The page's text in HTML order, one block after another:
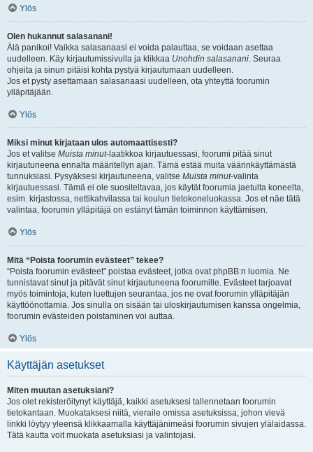
Ylös
Olen hukannut salasanani!
Älä panikoi! Vaikka salasanaasi ei voida palauttaa, se voidaan asettaa
uudelleen. Käy kirjautumissivulla ja klikkaa Unohdin salasanani. Seuraa
ohjeita ja sinun pitäisi kohta pystyä kirjautumaan uudelleen.
Jos et pysty asettamaan salasanaasi uudelleen, ota yhteyttä foorumin
ylläpitäjään.
Ylös
Miksi minut kirjataan ulos automaattisesti?
Jos et valitse Muista minut-laatikkoa kirjautuessasi, foorumi pitää sinut
kirjautuneena ennalta määritellyn ajan. Tämä estää muita väärinkäyttämästä
tunnuksiasi. Pysyäksesi kirjautuneena, valitse Muista minut-valinta
kirjautuessasi. Tämä ei ole suositeltavaa, jos käytät foorumia jaetulta koneelta,
esim. kirjastossa, nettikahvilassa tai koulun tietokoneluokassa. Jos et näe tätä
valintaa, foorumin ylläpitäjä on estänyt tämän toiminnon käyttämisen.
Ylös
Mitä “Poista foorumin evästeet” tekee?
“Poista foorumin evästeet” poistaa evästeet, jotka ovat phpBB:n luomia. Ne
tunnistavat sinut ja pitävät sinut kirjautuneena foorumille. Evästeet tarjoavat
myös toimintoja, kuten luettujen seurantaa, jos ne ovat foorumin ylläpitäjän
käyttöönottamia. Jos sinulla on sisään tai uloskirjautumisen kanssa ongelmia,
foorumin evästeiden poistaminen voi auttaa.
Ylös
Käyttäjän asetukset
Miten muutan asetuksiani?
Jos olet rekisteröitynyt käyttäjä, kaikki asetuksesi tallennetaan foorumin
tietokantaan. Muokataksesi niitä, vieraile omissa asetuksissa, johon vievä
linkki löytyy yleensä klikkaamalla käyttäjänimeäsi foorumin sivujen ylälaidassa.
Tätä kautta voit muokata asetuksiasi ja valintojasi.